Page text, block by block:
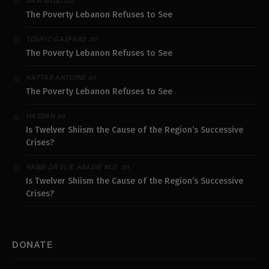
The Poverty Lebanon Refuses to See
TOUFIC GASPARD on
The Poverty Lebanon Refuses to See
KATTAR ANTOINEon
The Poverty Lebanon Refuses to See
HASSANon
Is Twelver Shiism the Cause of the Region’s Successive
Crises?
RABBI DR ELIE ABADIE M.D. on
Is Twelver Shiism the Cause of the Region’s Successive
Crises?
DONATE